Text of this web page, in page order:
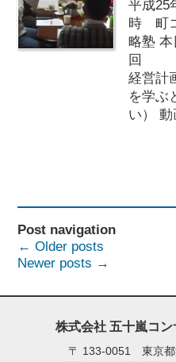
平成25
時 町
略塾
回 「
経営計
を学ぶ
い）
Post navigation
← Older posts
Newer posts →
株式会社 五十嵐コ
〒 133-0051 東京都